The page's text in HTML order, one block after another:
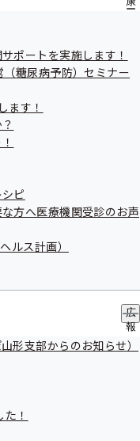
ー
の
サ
ポートを実施します！
（糖尿病予防）セミナー
ます！
ピ
方へ医療機関受診のお声
ルス計画）
広
報
の
サ
形支部からのお知らせ）
！
ない体づくりをして、残
す。ぜひ最後までご覧く
ントはじめまし
る情報等を発信していき
録してもらい、会社全体
用意しております♪